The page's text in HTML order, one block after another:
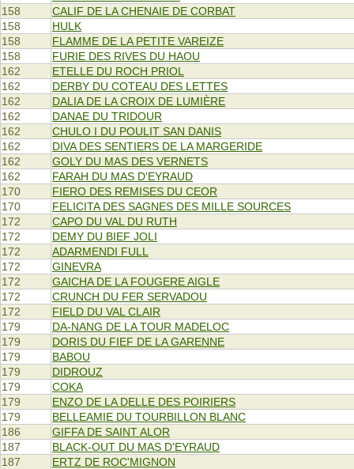
158
CALIF DE LA CHENAIE DE CORBAT
158
HULK
158
FLAMME DE LA PETITE VAREIZE
158
FURIE DES RIVES DU HAOU
162
ETELLE DU ROCH PRIOL
162
DERBY DU COTEAU DES LETTES
162
DALIA DE LA CROIX DE LUMIÈRE
162
DANAE DU TRIDOUR
162
CHULO I DU POULIT SAN DANIS
162
DIVA DES SENTIERS DE LA MARGERIDE
162
GOLY DU MAS DES VERNETS
162
FARAH DU MAS D'EYRAUD
170
FIERO DES REMISES DU CEOR
170
FELICITA DES SAGNES DES MILLE SOURCES
172
CAPO DU VAL DU RUTH
172
DEMY DU BIEF JOLI
172
ADARMENDI FULL
172
GINEVRA
172
GAICHA DE LA FOUGERE AIGLE
172
CRUNCH DU FER SERVADOU
172
FIELD DU VAL CLAIR
179
DA-NANG DE LA TOUR MADELOC
179
DORIS DU FIEF DE LA GARENNE
179
BABOU
179
DIDROUZ
179
COKA
179
ENZO DE LA DELLE DES POIRIERS
179
BELLEAMIE DU TOURBILLON BLANC
186
GIFFA DE SAINT ALOR
187
BLACK-OUT DU MAS D'EYRAUD
187
ERTZ DE ROC'MIGNON